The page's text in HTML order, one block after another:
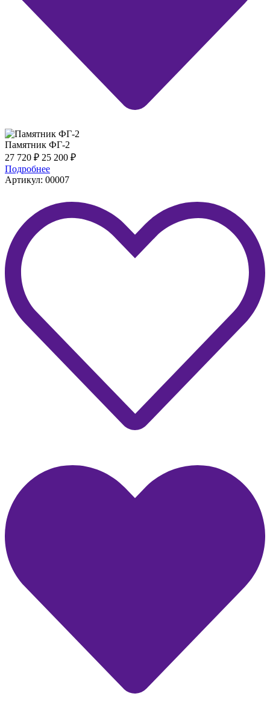
Памятник ФГ-2
27 720 ₽ 25 200 ₽
Подробнее
Артикул: 00007